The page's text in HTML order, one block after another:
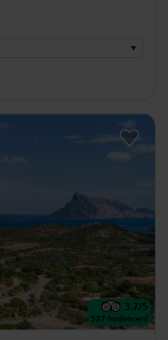
3.7/5
527 hodnocení